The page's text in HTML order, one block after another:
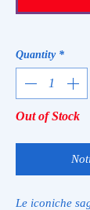
Quantity *
Out of Stock
Le iconiche